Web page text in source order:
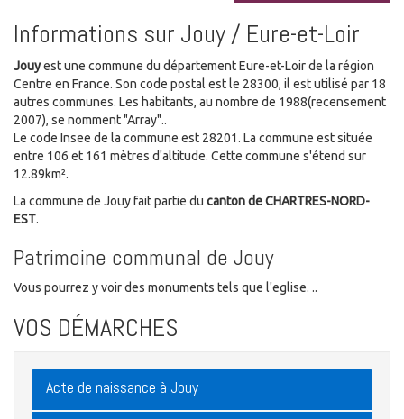
Informations sur Jouy / Eure-et-Loir
Jouyest une commune du département Eure-et-Loir de la région
Centre en France. Son code postal est le 28300, il est utilisé par 18
autres communes. Les habitants, au nombre de 1988(recensement
2007), se nomment "Array"..
Le code Insee de la commune est 28201. La commune est située
entre 106 et 161 mètres d'altitude. Cette commune s'étend sur
12.89km².
La commune de Jouy fait partie du canton de CHARTRES-NORD-
EST.
Patrimoine communal de Jouy
Vous pourrez y voir des monuments tels que l'eglise. ..
VOS DÉMARCHES
Acte de naissance à Jouy